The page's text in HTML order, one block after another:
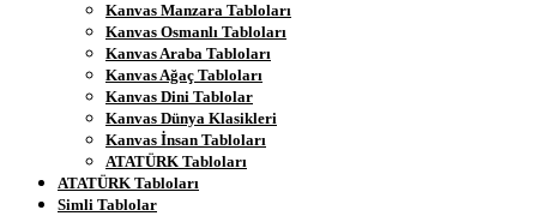
Kanvas Manzara Tabloları
Kanvas Osmanlı Tabloları
Kanvas Araba Tabloları
Kanvas Ağaç Tabloları
Kanvas Dini Tablolar
Kanvas Dünya Klasikleri
Kanvas İnsan Tabloları
ATATÜRK Tabloları
ATATÜRK Tabloları
Simli Tablolar